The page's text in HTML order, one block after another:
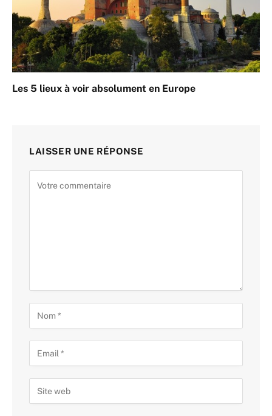
Les 5 lieux à voir absolument en Europe
LAISSER UNE RÉPONSE